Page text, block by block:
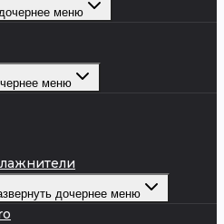
меню
меню
дочернее меню